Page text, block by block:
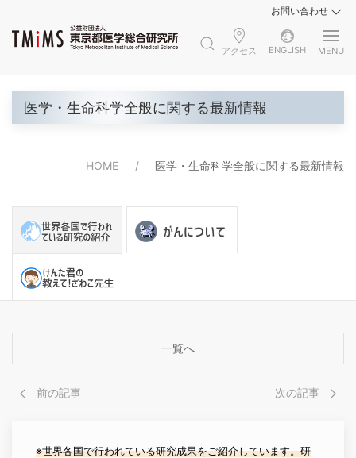
お問い合わせ
アクセス ENGLISH MENU
医学・生命科学全般に関する最新情報
HOME 医学・生命科学全般に関する最新情報
一覧へ
前の記事 次の記事
※世界各国で行われている研究成果をご紹介しています。研